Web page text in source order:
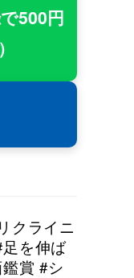
500円
クライニ
を伸ば
賞 #シ